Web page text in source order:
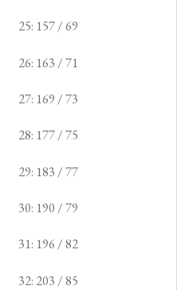
25: 157 / 69
26: 163 / 71
27: 169 / 73
28: 177 / 75
29: 183 / 77
30: 190 / 79
31: 196 / 82
32: 203 / 85